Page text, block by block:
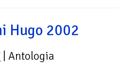
Hugo 2002
| Antologia